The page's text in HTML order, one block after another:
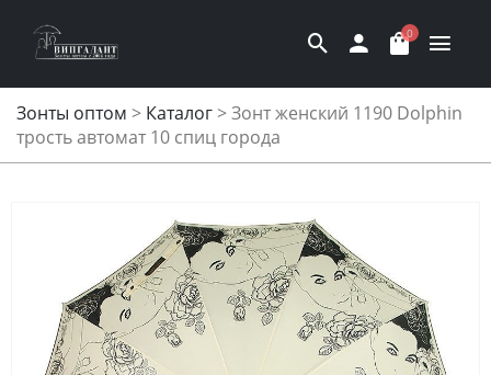
0
Зонты оптом > Каталог>Зонт женский 1190 Dolphin
трость автомат 10 спиц города